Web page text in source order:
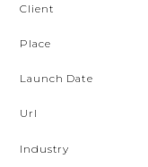
フ
ァ
ト
ビ
Client
Place
Launch Date
Url
Industry